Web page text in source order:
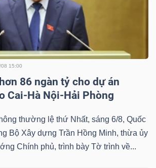
08 15:00
86 ngàn tỷ cho dự án
Cai-Hà Nội-Hải Phòng
thường lệ thứ Nhất, sáng 6/8, Quốc
Bộ Xây dựng Trần Hồng Minh, thừa ủy
Chính phủ, trình bày Tờ trình về...